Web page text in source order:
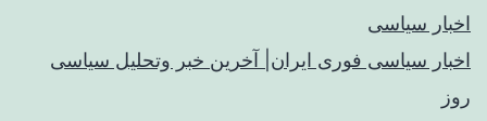
اخبار سیاسی
اخبار سیاسی فوری ایران| آخرین خبر وتحلیل سیاسی
روز